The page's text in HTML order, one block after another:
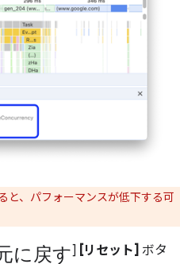
と、パフォーマンスが低下する可
に戻す] [リセット] ボタ